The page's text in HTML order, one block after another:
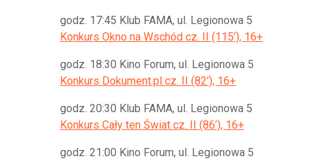
godz. 17:45 Klub FAMA, ul. Legionowa 5
Konkurs Okno na Wschód cz. II (115’), 16+
godz. 18:30 Kino Forum, ul. Legionowa 5
Konkurs Dokument.pl cz. II (82’), 16+
godz. 20:30 Klub FAMA, ul. Legionowa 5
Konkurs Cały ten Świat cz. II (86’), 16+
godz. 21:00 Kino Forum, ul. Legionowa 5